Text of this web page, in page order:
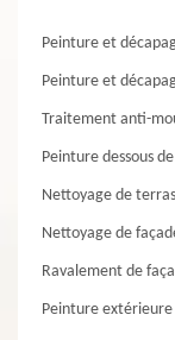
Peinture et
Peinture et
Traitement anti-
Peinture dessous
Nettoyage de
Nettoyage de
Ravalement de
Peinture extérieure